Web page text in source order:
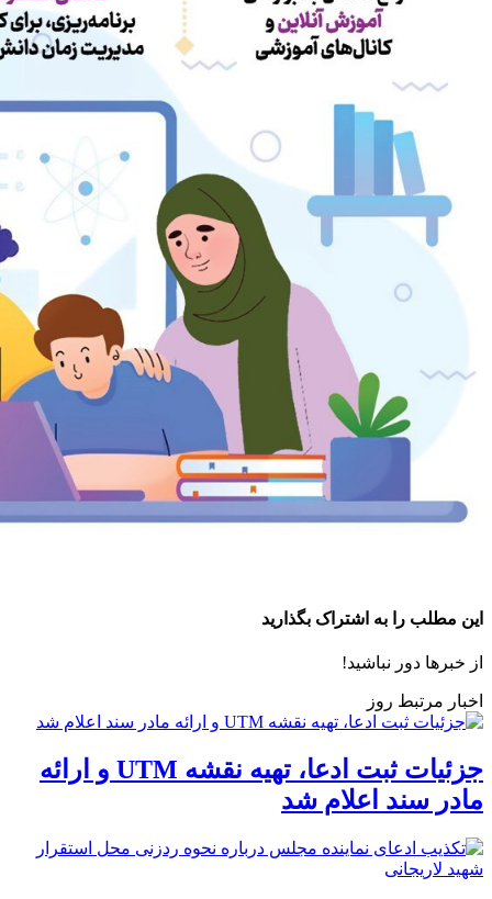
این مطلب را به اشتراک بگذارید
از خبرها دور نباشید!
اخبار مرتبط روز
جزئیات ثبت ادعا، تهیه نقشه UTM و ارائه
مادر سند اعلام شد